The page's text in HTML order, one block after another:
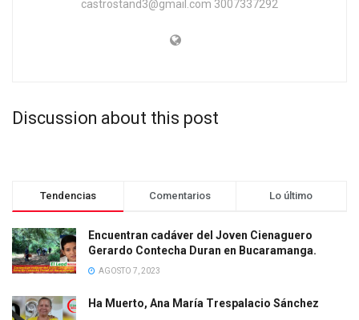
castrostand3@gmail.com 3007337292
Discussion about this post
Tendencias Comentarios Lo último
Encuentran cadáver del Joven Cienaguero
Gerardo Contecha Duran en Bucaramanga.
AGOSTO 7, 2023
Ha Muerto, Ana María Trespalacio Sánchez